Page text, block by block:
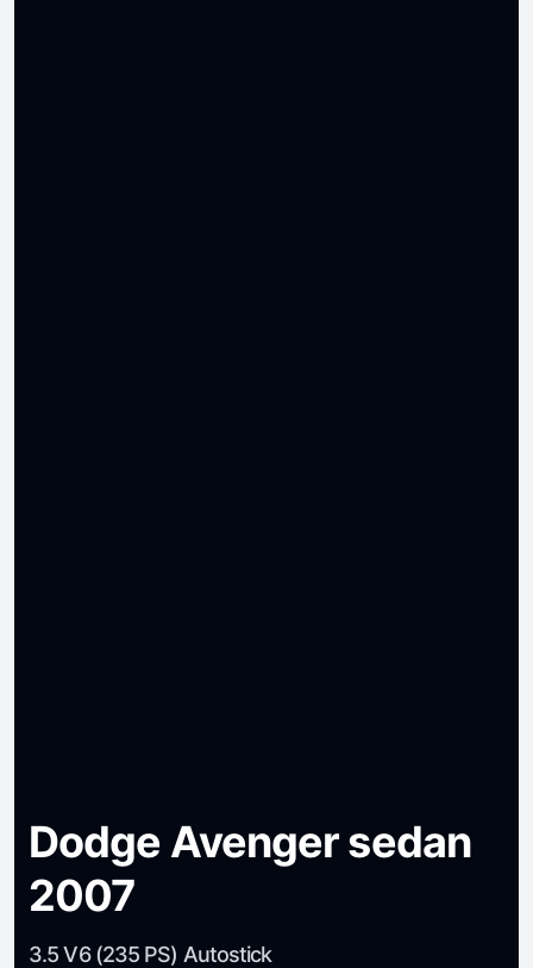
Dodge Avenger sedan
2007
3.5 V6 (235 PS) Autostick